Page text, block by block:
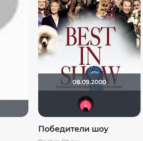
08.09.2000
Победители шоу